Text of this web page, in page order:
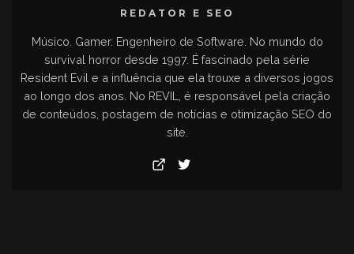
REDATOR E SEO
Músico. Gamer. Engenheiro de Software. No mundo do
survival horror desde 1997. É fascinado pela série
Resident Evil e a influência que ela trouxe a diversos jogos
ao longo dos anos. No REVIL, é responsável pela criação
de conteúdos, postagem de notícias e otimização SEO do
site.